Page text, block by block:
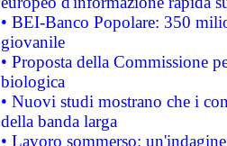
• BEI-Banco Popolare: 350
giovanile
• Proposta della Commissione
biologica
• Nuovi studi mostrano che i
della banda larga
• Lavoro sommerso: